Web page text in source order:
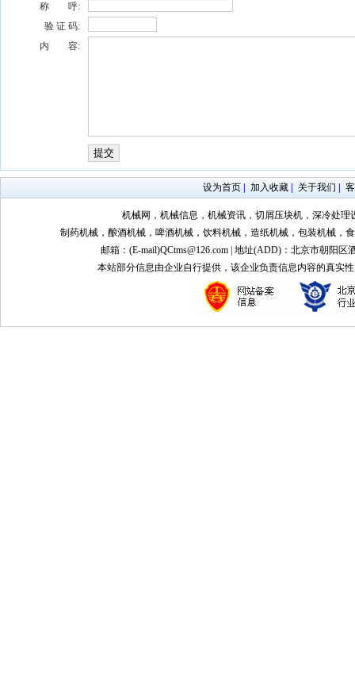
称 呼:
验 证 码:
内 容:
设为首页 加入收藏 关于我们
机械网，机械信息，机械资讯，切屑压块机，深冷处
制药机械，酿酒机械，啤酒机械，饮料机械，造纸机械，包装机械，
邮箱：(E-mail)QCtms@126.com | 地址(ADD)：北京市朝阳
本站部分信息由企业自行提供，该企业负责信息内容的真实